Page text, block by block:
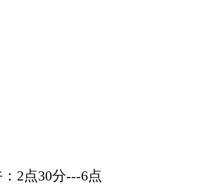
2点30分---6点